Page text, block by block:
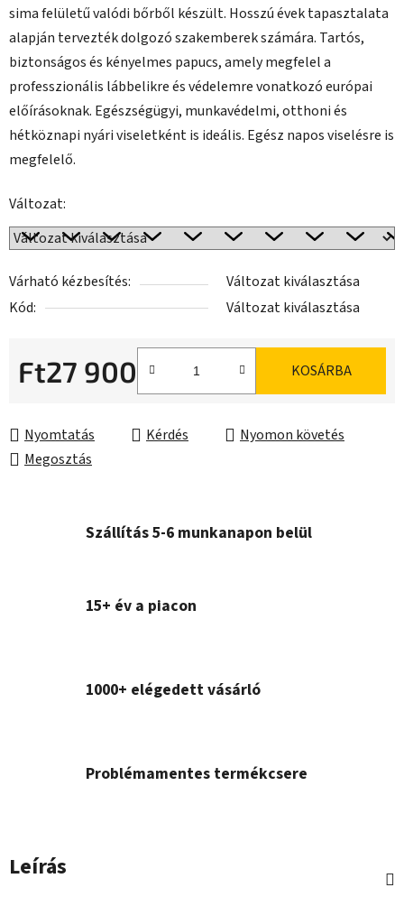
sima felületű valódi bőrből készült. Hosszú évek tapasztalata
alapján tervezték dolgozó szakemberek számára. Tartós,
biztonságos és kényelmes papucs, amely megfelel a
professzionális lábbelikre és védelemre vonatkozó európai
előírásoknak. Egészségügyi, munkavédelmi, otthoni és
hétköznapi nyári viseletként is ideális. Egész napos viselésre is
megfelelő.
Változat:
Várható kézbesítés:
Változat kiválasztása
Kód:
Változat kiválasztása
Ft27 900 KOSÁRBA
Nyomtatás Kérdés
Nyomon követés
Megosztás
Szállítás 5-6 munkanapon belül
15+ év a piacon
1000+ elégedett vásárló
Problémamentes termékcsere
Leírás